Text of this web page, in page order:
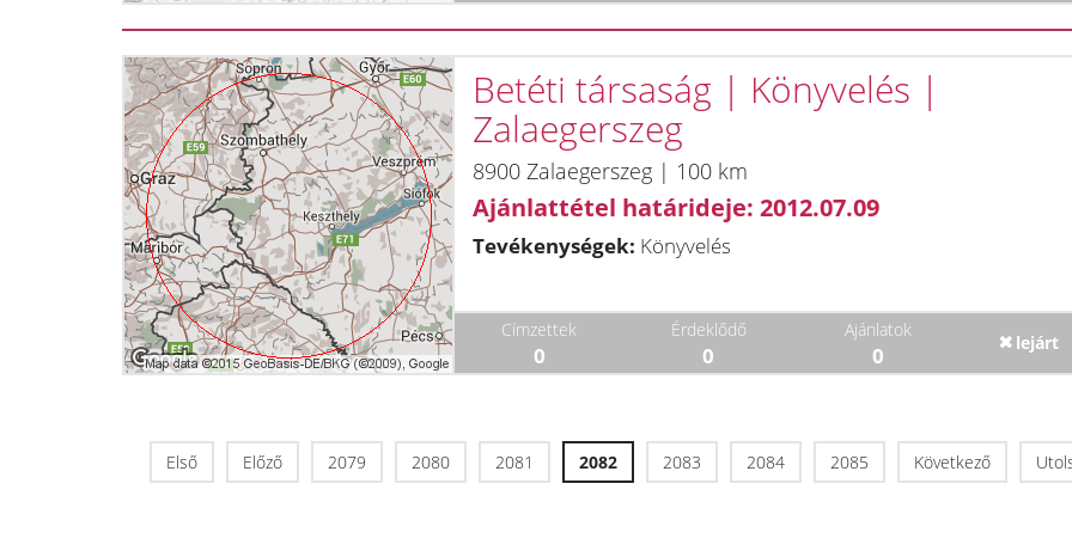
Betéti társaság | Könyvelés |
Zalaegerszeg
8900 Zalaegerszeg | 100 km
Ajánlattétel határideje: 2012.07.09
Tevékenységek: Könyvelés
Címzettek
0
Érdeklődő
0
Ajánlatok
0 lejárt
Első Előző 2079 2080 2081 2082 2083 2084 2085 Következő